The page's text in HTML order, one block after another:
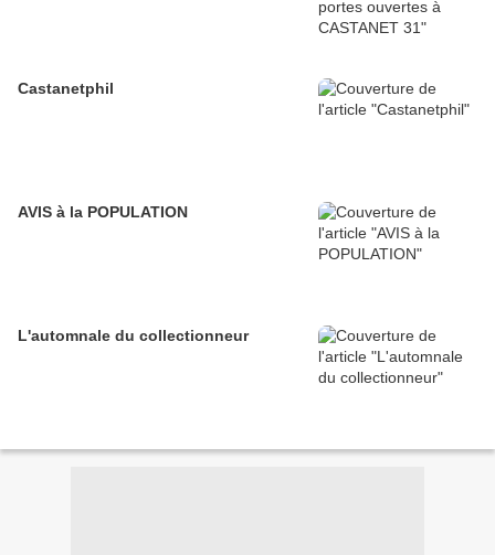
Castanetphil
AVIS à la POPULATION
L'automnale du collectionneur